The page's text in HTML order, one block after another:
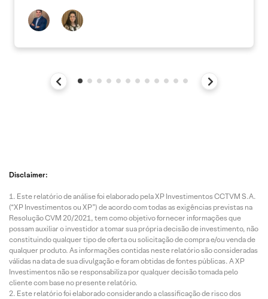
Disclaimer:
Este relatório de análise foi elaborado pela XP Investimentos CCTVM S.A.
(“XP Investimentos ou XP”) de acordo com todas as exigências previstas na
Resolução CVM 20/2021, tem como objetivo fornecer informações que
possam auxiliar o investidor a tomar sua própria decisão de investimento, não
constituindo qualquer tipo de oferta ou solicitação de compra e/ou venda de
qualquer produto. As informações contidas neste relatório são consideradas
válidas na data de sua divulgação e foram obtidas de fontes públicas. A XP
Investimentos não se responsabiliza por qualquer decisão tomada pelo
cliente com base no presente relatório.
Este relatório foi elaborado considerando a classificação de risco dos